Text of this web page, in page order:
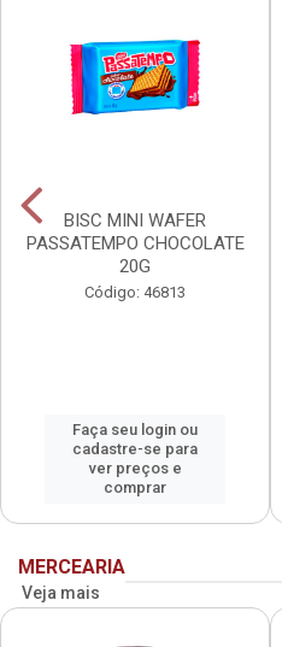
BISC MINI WAFER
PASSATEMPO CHOCOLATE
20G
Código: 46813
Faça seu login ou
cadastre-se para
ver preços e
comprar
MERCEARIA
Veja mais